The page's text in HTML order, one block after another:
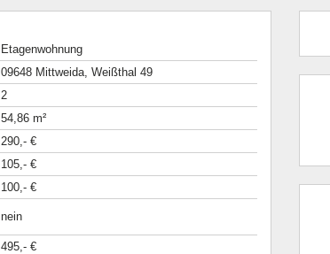
Etagenwohnung
09648 Mittweida, Weißthal 49
2
54,86 m²
290,- €
105,- €
100,- €
nein
495,- €